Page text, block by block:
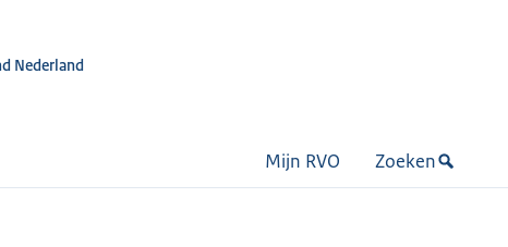
Nederland
Mijn RVO Zoeken